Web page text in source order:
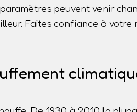
peuvent venir
Faîtes confiance à votre